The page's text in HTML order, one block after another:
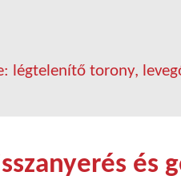
légtelenítő torony,
és